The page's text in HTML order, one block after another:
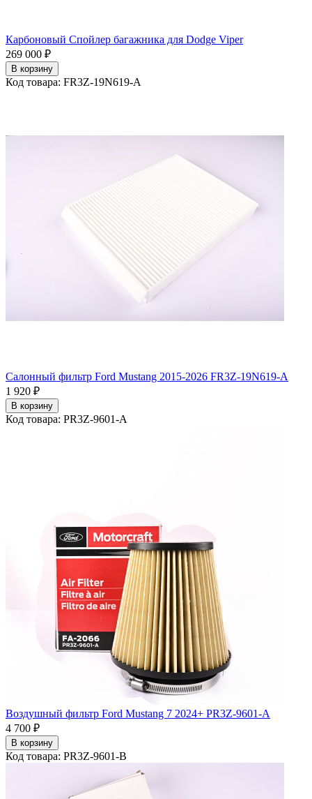
Карбоновый Спойлер багажника для Dodge Viper
269 000 ₽
В корзину
Код товара: FR3Z-19N619-A
Салонный фильтр Ford Mustang 2015-2026 FR3Z-19N619-A
1 920 ₽
В корзину
Код товара: PR3Z-9601-A
Воздушный фильтр Ford Mustang 7 2024+ PR3Z-9601-A
4 700 ₽
В корзину
Код товара: PR3Z-9601-B